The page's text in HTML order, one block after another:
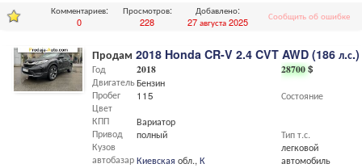
Комментариев:
0
Просмотров:
228
Добавлено:
27 августа 2025
Сообщить об ошибке
Продам 2018 Honda CR-V 2.4 CVT AWD (186 л.с.)
28700$
Состояние
Тип т.с.
легковой
автомобиль
Год
Двигатель
Пробег
Цвет
КПП
Привод
Кузов
автобазар
2018
Бензин
115
Вариатор
полный
Киевская обл.,Киев